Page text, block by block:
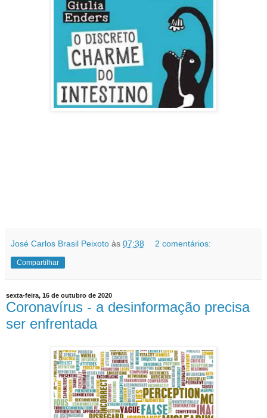
José Carlos Brasil Peixoto às 07:38 2 comentários:
Compartilhar
sexta-feira, 16 de outubro de 2020
Coronavírus - a desinformação precisa
ser enfrentada